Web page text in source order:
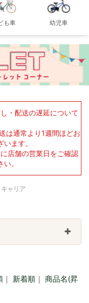
も車 幼児車
・配送の遅延について
は通常より1週間ほどお
ます。
店舗の営業日をご確認
。
キャリア
｜ 新着順 ｜ 商品名(昇